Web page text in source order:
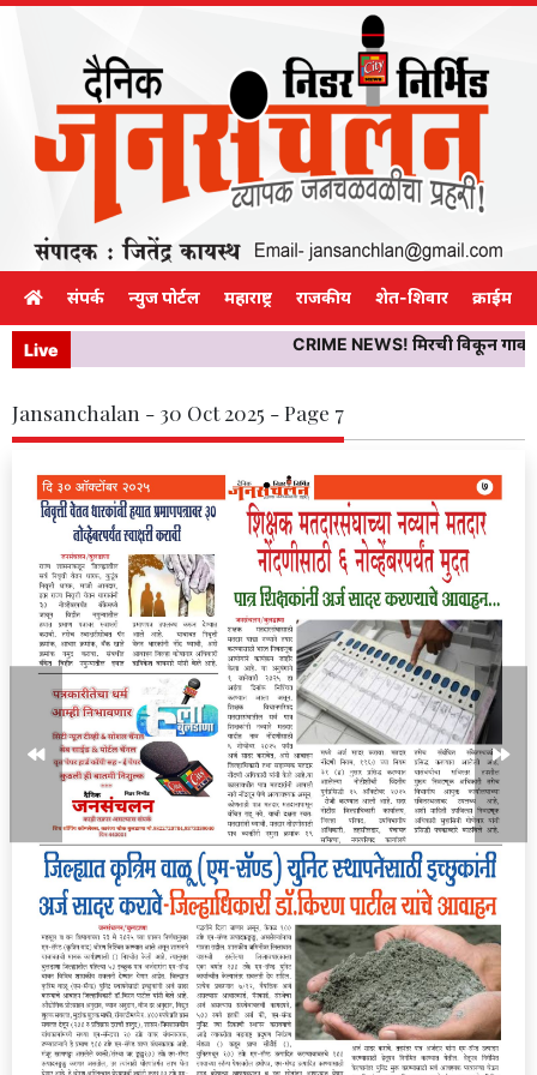
संपर्क न्युज पोर्टल महाराष्ट्र राजकीय शेत-शिवार क्राईम
Live CRIME NEWS! मिरची विकून
Jansanchalan - 30 Oct 2025 - Page 7